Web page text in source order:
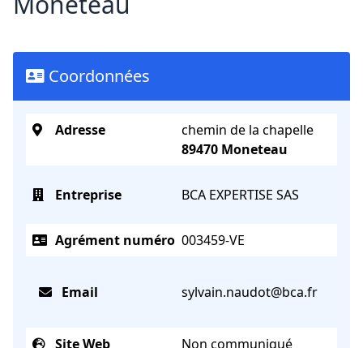
Coordonnées
Adresse
chemin de la chapelle
89470 Moneteau
Entreprise BCA EXPERTISE SAS
Agrément numéro 003459-VE
Email sylvain.naudot@bca.fr
Site Web Non communiqué